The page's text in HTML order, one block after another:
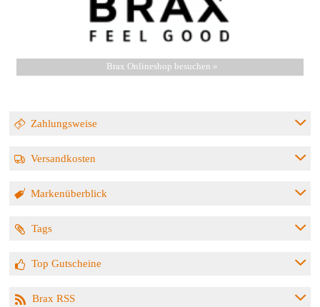
Brax Onlineshop besuchen »
Zahlungsweise
Versandkosten
Markenüberblick
Tags
Top Gutscheine
Brax RSS